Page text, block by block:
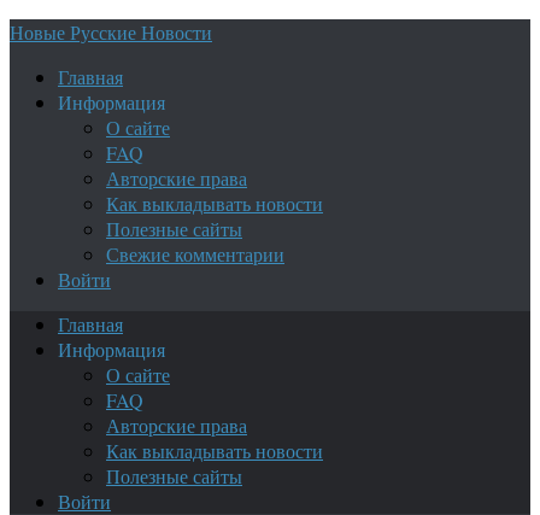
Новые Русские Новости
Главная
Информация
О сайте
FAQ
Авторские права
Как выкладывать новости
Полезные сайты
Свежие комментарии
Войти
Главная
Информация
О сайте
FAQ
Авторские права
Как выкладывать новости
Полезные сайты
Войти